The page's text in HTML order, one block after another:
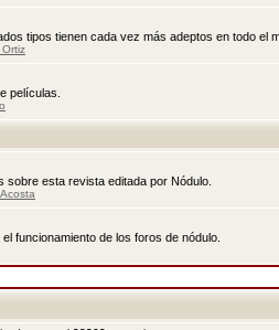
tipos tienen cada vez más adeptos en todo el
películas.
sobre esta revista editada por Nódulo.
funcionamiento de los foros de nódulo.